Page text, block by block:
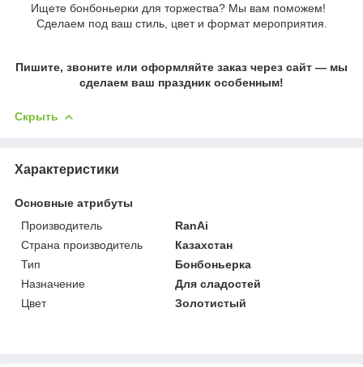
Ищете бонбоньерки для торжества? Мы вам поможем!
Сделаем под ваш стиль, цвет и формат мероприятия.
Пишите, звоните или оформляйте заказ через сайт — мы
сделаем ваш праздник особенным!
Скрыть
Характеристики
Основные атрибуты
Производитель
RanAi
Страна производитель
Казахстан
Тип
Бонбоньерка
Назначение
Для сладостей
Цвет
Золотистый